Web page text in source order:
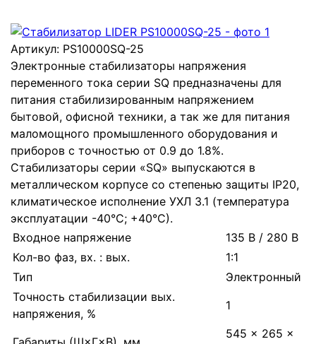
Артикул: PS10000SQ-25
Электронные стабилизаторы напряжения
переменного тока серии SQ предназначены для
питания стабилизированным напряжением
бытовой, офисной техники, а так же для питания
маломощного промышленного оборудования и
приборов с точностью от 0.9 до 1.8%.
Стабилизаторы серии «SQ» выпускаются в
металлическом корпусе со степенью защиты IP20,
климатическое исполнение УХЛ 3.1 (температура
эксплуатации -40°С; +40°С).
Входное напряжение
135 В / 280 В
Кол-во фаз, вх. : вых.
1:1
Тип
Электронный
Точность стабилизации вых.
напряжения, %
1
545 × 265 ×